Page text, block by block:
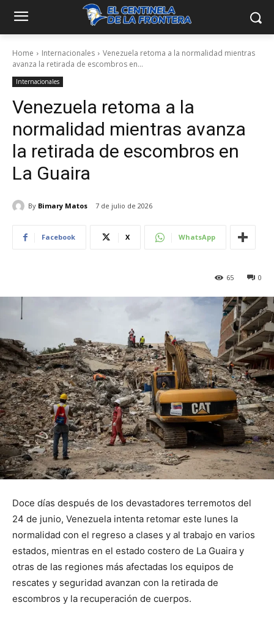
Home Internacionales
Venezuela retoma a la normalidad mientras
avanza la retirada de escombros en...
Internacionales
Venezuela retoma a la
normalidad mientras avanza
la retirada de escombros en
La Guaira
By Bimary Matos 7 de julio de 2026
Facebook X WhatsApp
0
65
Doce días después de los devastadores terremotos del
24 de junio, Venezuela intenta retomar este lunes la
normalidad con el regreso a clases y al trabajo en varios
estados, mientras en el estado costero de La Guaira y
otras de las regiones más afectadas los equipos de
rescates y seguridad avanzan con la retirada de
escombros y la recuperación de cuerpos.